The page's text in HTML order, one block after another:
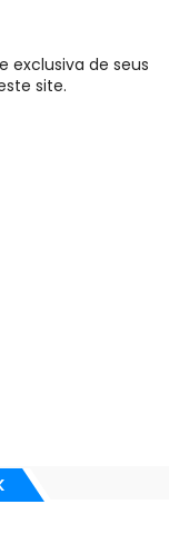
exclusiva de seus
site.